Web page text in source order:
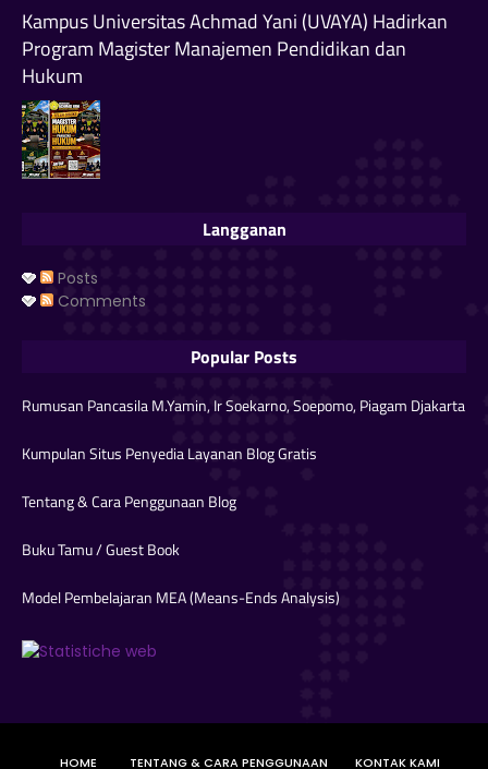
Kampus Universitas Achmad Yani (UVAYA) Hadirkan
Program Magister Manajemen Pendidikan dan
Hukum
Langganan
Posts
Comments
Popular Posts
Rumusan Pancasila M.Yamin, Ir Soekarno, Soepomo, Piagam Djakarta
Kumpulan Situs Penyedia Layanan Blog Gratis
Tentang & Cara Penggunaan Blog
Buku Tamu / Guest Book
Model Pembelajaran MEA (Means-Ends Analysis)
HOME TENTANG & CARA PENGGUNAAN KONTAK KAMI